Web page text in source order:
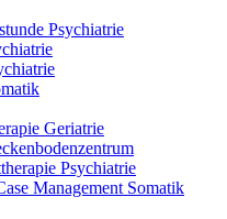
Psychiatrie
Geriatrie
Psychiatrie
Management Somatik